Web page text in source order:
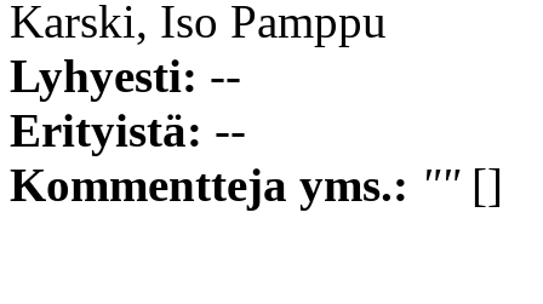
Karski, Iso Pamppu
Lyhyesti: --
Erityistä: --
Kommentteja yms.: ""[]